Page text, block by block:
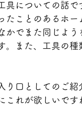
県臼杵市工事
具についての話で
たことのあるホ
かでまた同じよ
。また、工具の
り口としてのご紹
これが欲しいです